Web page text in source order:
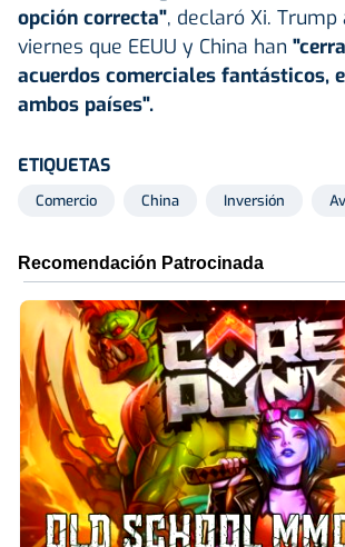
opción correcta", declaró Xi.
viernes que EEUU y China han
acuerdos comerciales fantásticos,
ambos países".
ETIQUETAS
Comercio China Inversión